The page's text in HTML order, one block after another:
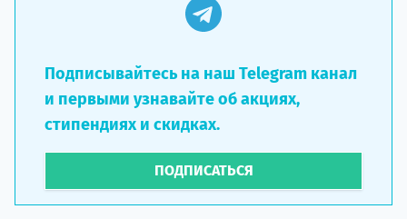
Подписывайтесь на наш Telegram канал
и первыми узнавайте об акциях,
стипендиях и скидках.
ПОДПИСАТЬСЯ